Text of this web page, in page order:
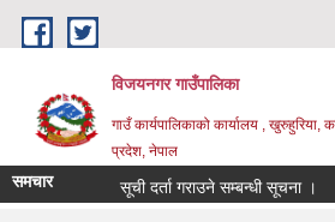
Skip to main content
विजयनगर गाउँपालिका
गाउँ कार्यपालिकाको कार्यालय , खुरुहुरिया,
प्रदेश, नेपाल
समचार सूची दर्ता गराउने सम्बन्धी सूचना ।